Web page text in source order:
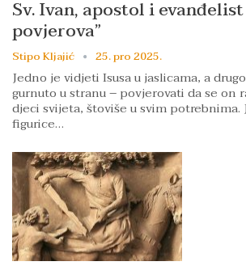
Sv. Ivan, apostol i
povjerova”
Stipo Kljajić 25. pro 2025.
Jedno je vidjeti Isusa u jaslicama, a
gurnuto u stranu – povjerovati da se on
djeci svijeta, štoviše u svim potrebnima.
figurice…